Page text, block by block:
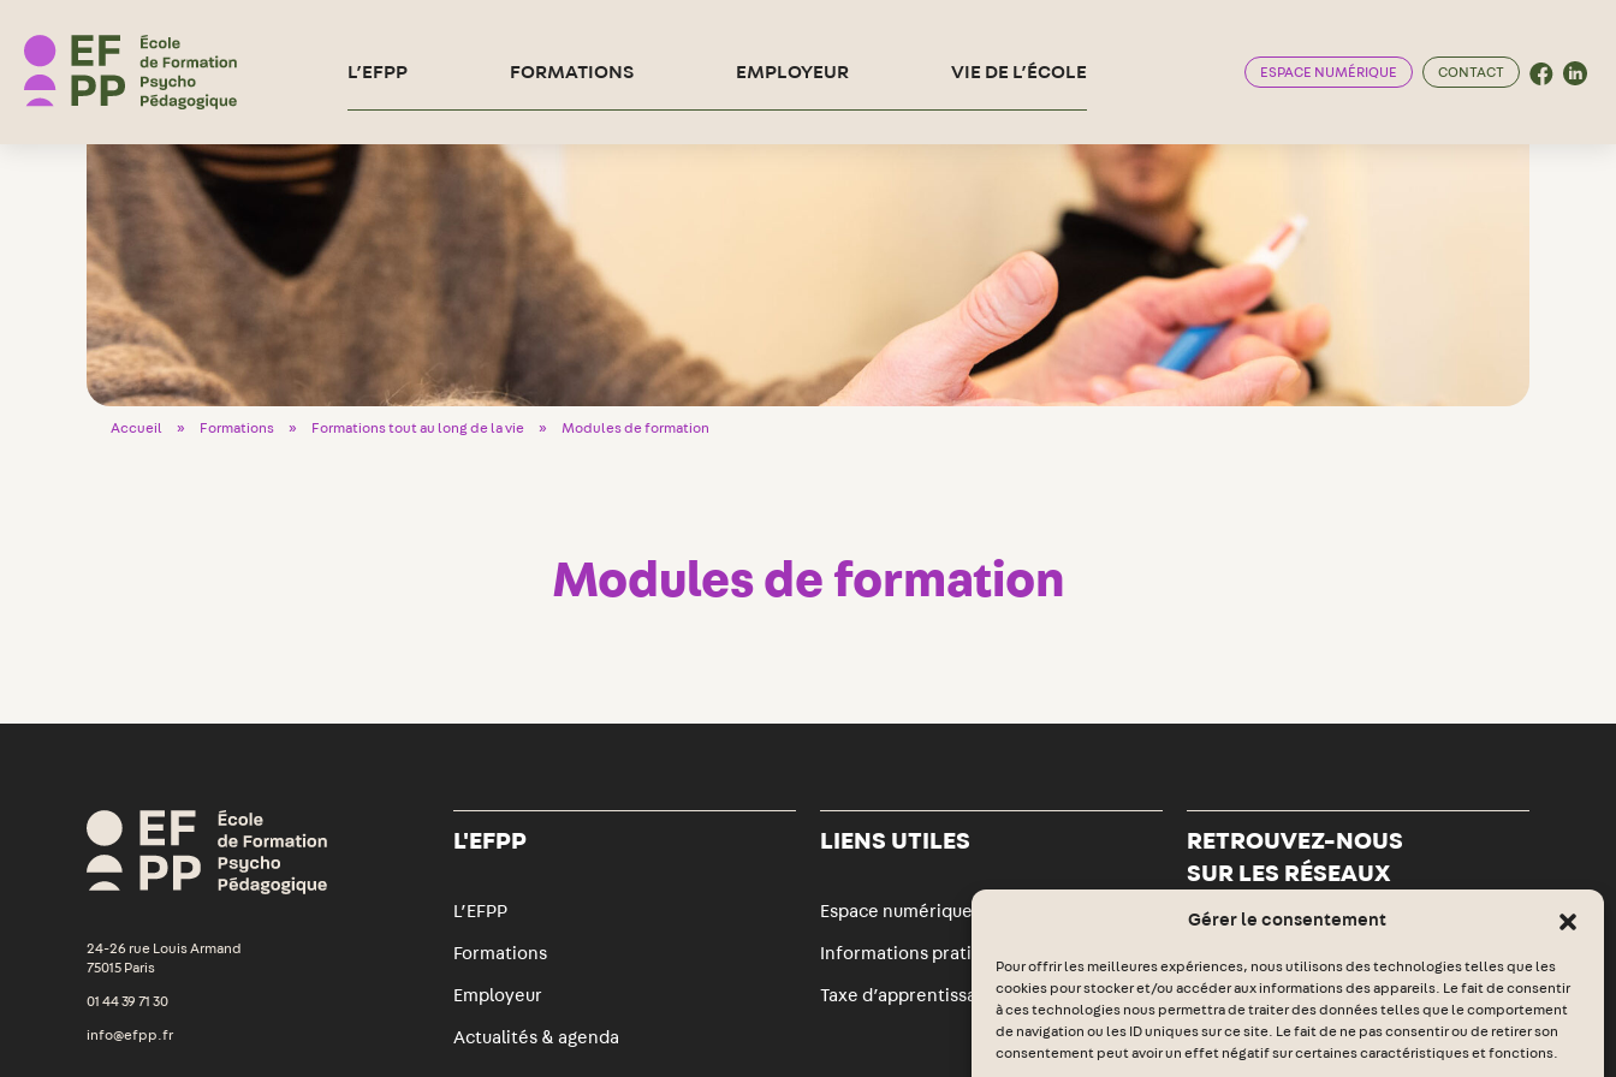
Gérer le consentement
Pour offrir les meilleures expériences, nous utilisons des technologies telles que les
cookies pour stocker et/ou accéder aux informations des appareils. Le fait de consentir
à ces technologies nous permettra de traiter des données telles que le comportement
de navigation ou les ID uniques sur ce site. Le fait de ne pas consentir ou de retirer son
consentement peut avoir un effet négatif sur certaines caractéristiques et fonctions.
École de Formation Psycho Pédagogique
L’EFPP
FORMATIONS EMPLOYEUR VIE DE L’ÉCOLE ESPACE NUMÉRIQUE CONTACT Facebook
Accueil » Formations » Formations tout au long de la vie » Modules de formation
Modules de formation
24-26 rue Louis Armand
75015 Paris
01 44 39 71 30
info@efpp.fr
L'EFPP
L’EFPP
Formations
Employeur
Actualités & agenda
LIENS UTILES
Espace numérique
Informations pratiques
Taxe d’apprentissage
RETROUVEZ-NOUS
SUR LES RÉSEAUX
Facebook
Linkedin